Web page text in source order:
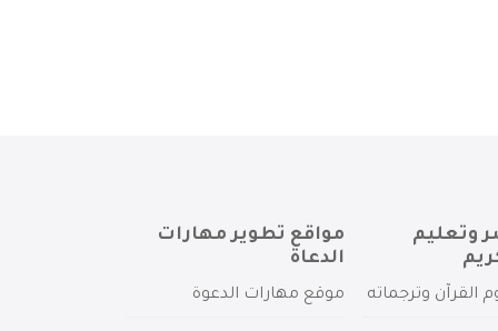
وتعليم
القرآن وترجماته
مواقع تطوير مهارات
الدعاة
موقع مهارات الدعوة